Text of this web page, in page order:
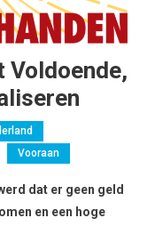
Voldoende,
Vooraan
dat er geen geld
en een hoge